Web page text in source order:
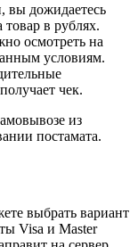
вы дожидаетесь
товар в рублях.
осмотреть на
условиям.
чек.
из
постамата.
выбрать вариант
Visa и Master